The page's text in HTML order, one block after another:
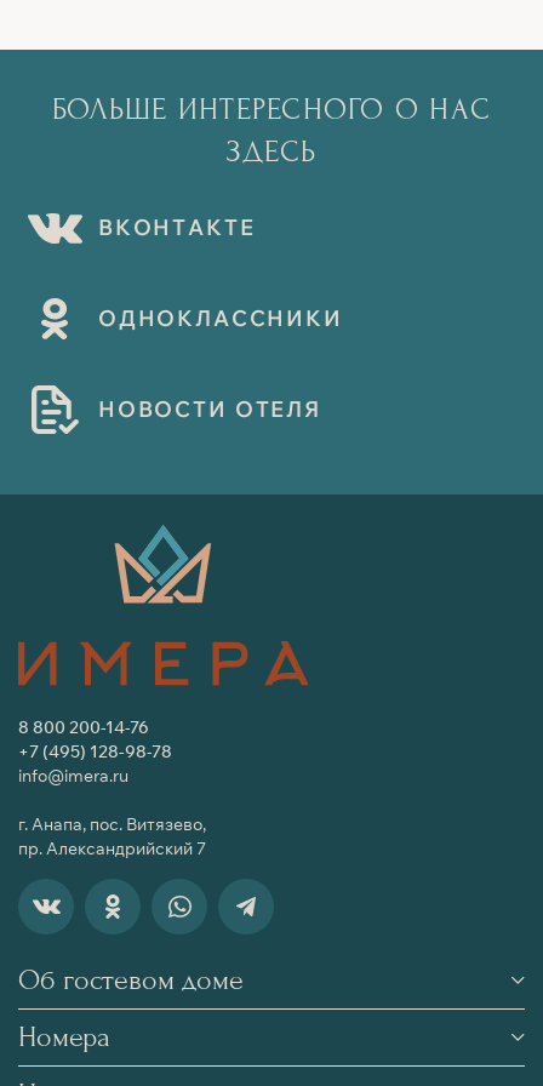
БОЛЬШЕ ИНТЕРЕСНОГО О НАС
ЗДЕСЬ
ВКОНТАКТЕ
ОДНОКЛАССН И КИ
Н ОВОСТИ ОТЕЛЯ
8 800 200-14-76
+7 (495) 128-98-78
info@imera.ru
г. Анапа, пос. Витязево,
пр. Александрийский 7
Об гостевом доме
Номера